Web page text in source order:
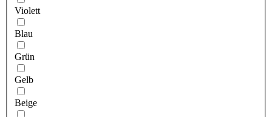
Violett
Blau
Grün
Gelb
Beige